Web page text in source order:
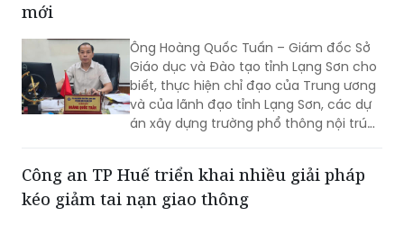
mới
Ông Hoàng Quốc Tuấn – Giám đốc Sở
Giáo dục và Đào tạo tỉnh Lạng Sơn cho
biết, thực hiện chỉ đạo của Trung ương
và của lãnh đạo tỉnh Lạng Sơn, các dự
án xây dựng trường phổ thông nội trú
được đẩy nhanh tiến độ, hoàn thành
giai đoạn 1 bốn trường học, kịp thời đưa
Công an TP Huế triển khai nhiều giải pháp
kéo giảm tai nạn giao thông